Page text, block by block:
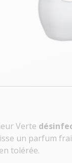
Verte
un parfum
tolérée.